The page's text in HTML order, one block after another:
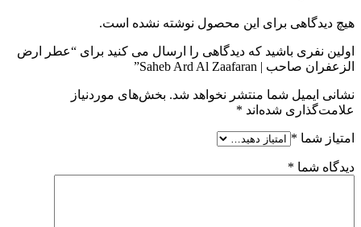
هیچ دیدگاهی برای این محصول نوشته نشده است.
اولین نفری باشید که دیدگاهی را ارسال می کنید برای “عطر ارض
الزعفران صاحب | Saheb Ard Al Zaafaran”
نشانی ایمیل شما منتشر نخواهد شد. بخش‌های موردنیاز
علامت‌گذاری شده‌اند *
امتیاز شما *
دیدگاه شما *